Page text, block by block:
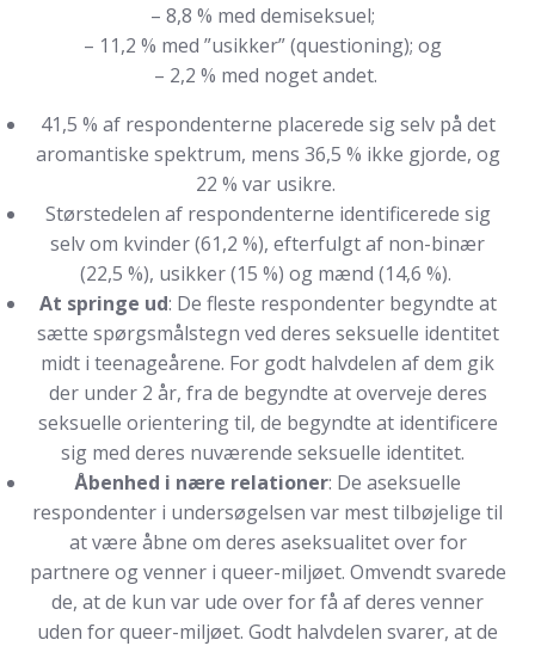
– 8,8 % med demiseksuel;
– 11,2 % med ”usikker” (questioning); og
– 2,2 % med noget andet.
41,5 % af respondenterne placerede sig selv på det
aromantiske spektrum, mens 36,5 % ikke gjorde, og
22 % var usikre.
Størstedelen af respondenterne identificerede sig
selv om kvinder (61,2 %), efterfulgt af non-binær
(22,5 %), usikker (15 %) og mænd (14,6 %).
At springe ud: De fleste respondenter begyndte at
sætte spørgsmålstegn ved deres seksuelle identitet
midt i teenageårene. For godt halvdelen af dem gik
der under 2 år, fra de begyndte at overveje deres
seksuelle orientering til, de begyndte at identificere
sig med deres nuværende seksuelle identitet.
Åbenhed i nære relationer: De aseksuelle
respondenter i undersøgelsen var mest tilbøjelige til
at være åbne om deres aseksualitet over for
partnere og venner i queer-miljøet. Omvendt svarede
de, at de kun var ude over for få af deres venner
uden for queer-miljøet. Godt halvdelen svarer, at de